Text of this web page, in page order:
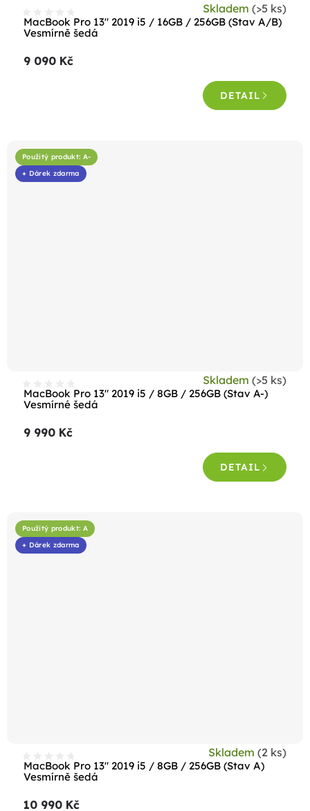
MacBook Pro 13" 2019 i5 / 16GB / 256GB (Stav A/B)
Vesmírně šedá
Skladem (>5 ks)
9 090 Kč
DETAIL
Použitý produkt: A-
+ Dárek zdarma
MacBook Pro 13" 2019 i5 / 8GB / 256GB (Stav A-)
Vesmírné šedá
Skladem (>5 ks)
9 990 Kč
DETAIL
Použitý produkt: A
+ Dárek zdarma
MacBook Pro 13" 2019 i5 / 8GB / 256GB (Stav A)
Vesmírně šedá
Skladem (2 ks)
10 990 Kč